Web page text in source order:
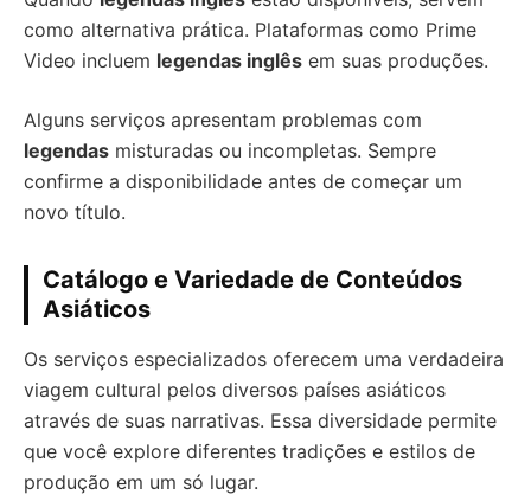
como alternativa prática. Plataformas como Prime
Video incluem legendas inglês em suas produções.
Alguns serviços apresentam problemas com
legendas misturadas ou incompletas. Sempre
confirme a disponibilidade antes de começar um
novo título.
Catálogo e Variedade de Conteúdos
Asiáticos
Os serviços especializados oferecem uma verdadeira
viagem cultural pelos diversos países asiáticos
através de suas narrativas. Essa diversidade permite
que você explore diferentes tradições e estilos de
produção em um só lugar.